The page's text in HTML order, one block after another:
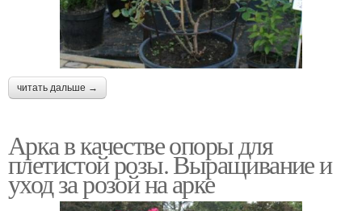
читать дальше →
Арка в качестве опоры для
плетистой розы. Выращивание и
уход за розой на арке